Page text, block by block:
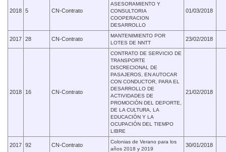
2018 5 CN-Contrato
ASESORAMIENTO Y
CONSULTORIA
COOPERACION
DESARROLLO
01/03/2018
2017 28 CN-Contrato
MANTENIMIENTO POR
LOTES DE NNTT
23/02/2018
2018 16 CN-Contrato
CONTRATO DE SERVICIO DE
TRANSPORTE
DISCRECIONAL DE
PASAJEROS, EN AUTOCAR
CON CONDUCTOR, PARA EL
DESARROLLO DE
ACTIVIDADES DE
PROMOCIÓN DEL DEPORTE,
DE LA CULTURA, LA
EDUCACIÓN Y LA
OCUPACIÓN DEL TIEMPO
LIBRE
21/02/2018
2017 92 CN-Contrato
Colonias de Verano para los
años 2018 y 2019
30/01/2018